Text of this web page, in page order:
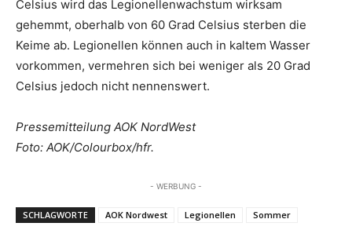
Celsius wird das Legionellenwachstum wirksam
gehemmt, oberhalb von 60 Grad Celsius sterben die
Keime ab. Legionellen können auch in kaltem Wasser
vorkommen, vermehren sich bei weniger als 20 Grad
Celsius jedoch nicht nennenswert.
Pressemitteilung AOK NordWest
Foto: AOK/Colourbox/hfr.
- WERBUNG -
SCHLAGWORTE AOK Nordwest Legionellen Sommer